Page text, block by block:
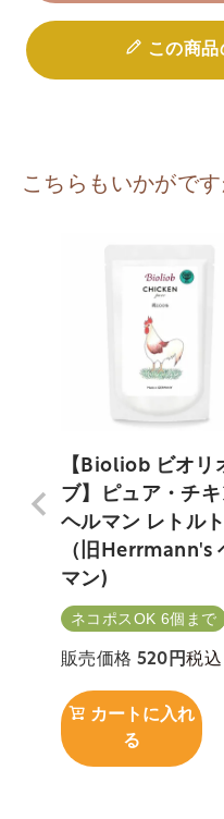
この商品
こちらもいかがです
【Bioliob ビオリ
ブ】ピュア・チ
ヘルマン レトルト
（旧Herrmann's
マン)
ネコポスOK 6個まで
販売価格 520 税込
カートに入れ
る